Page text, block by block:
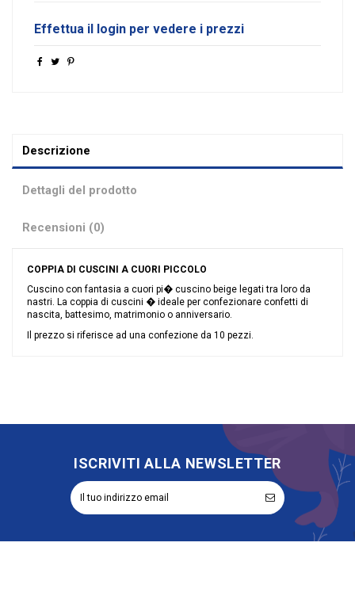
Effettua il login per vedere i prezzi
Descrizione
Dettagli del prodotto
Recensioni (0)
COPPIA DI CUSCINI A CUORI PICCOLO
Cuscino con fantasia a cuori pi� cuscino beige legati tra loro da
nastri. La coppia di cuscini � ideale per confezionare confetti di
nascita, battesimo, matrimonio o anniversario.
Il prezzo si riferisce ad una confezione da 10 pezzi.
ISCRIVITI ALLA NEWSLETTER